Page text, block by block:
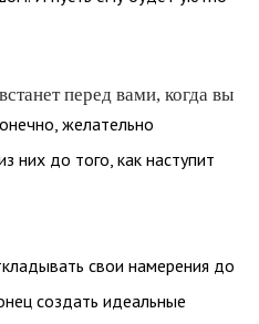
перед вами, когда вы
желательно
них до того, как наступит
свои намерения до
создать идеальные